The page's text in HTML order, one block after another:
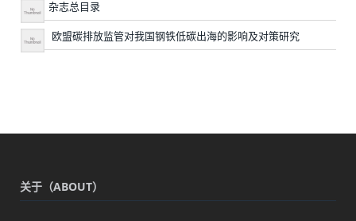
杂志总目录
欧盟碳排放监管对我国钢铁低碳出海的影响及对策研究
关于（ABOUT）